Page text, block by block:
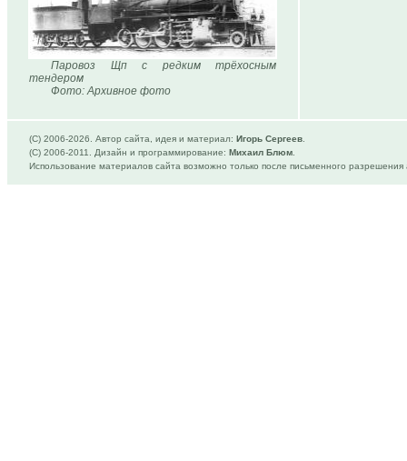
Паровоз Щп с редким трёхосным
тендером
Фото: Архивное фото
(C) 2006-2026. Автор сайта, идея и материал: Игорь Сергеев
(C) 2006-2011. Дизайн и программирование: Михаил Блюм
Использование материалов сайта возможно только после письменного разрешения